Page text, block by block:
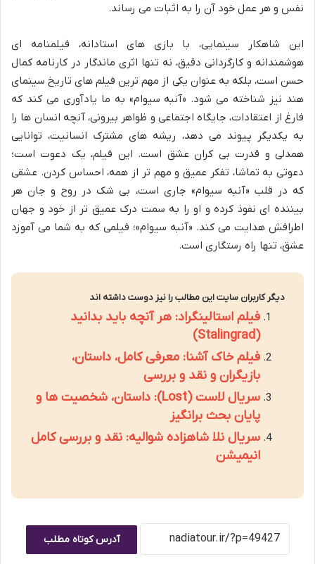
نفس و هر عمل خود آن را به اثبات می رساند.
این شاهکار سینمایی، با بازی های استادانه، فیلمنامه ای
هوشمندانه و کارگردانی دقیق، نه تنها اثری ماندگار در کارنامه کمال
حسن است، بلکه به عنوان یکی از مهم ترین فیلم های تاریخ سینمای
هند نیز شناخته می شود. «آنبه سیوام» به ما یادآوری می کند که
فارغ از اعتقادات، جایگاه اجتماعی و ظواهر بیرونی، آنچه انسان ها را
به یکدیگر پیوند می دهد، ریشه های مشترک انسانیت، توانایی
همدلی و قدرت بی کران عشق است. این فیلم، یک دعوت است؛
دعوتی به تماشا، تفکر عمیق و مهم تر از همه، احساس کردن. عشقی
که در قلب «آنبه سیوام» جاری است، بی شک در روح و جان هر
بیننده ای نفوذ کرده و او را به سمت درک عمیق تر از خود و جهان
اطرافش هدایت می کند. «آنبه سیوام»؛ فیلمی که به شما می آموزد
عشق، تنها راه رستگاری است.
دیگر کاربران سایت این مطالب را نیز دوست داشته اند
فیلم استالینگراد: هر آنچه باید بدانید
(Stalingrad)
فیلم خاک آشنا: معرفی کامل، داستان،
بازیگران و نقد و بررسی
سریال لاست (Lost): داستان، شخصیت ها و
پایان بحث برانگیز
سریال نلا شاهزاده شوالیه: نقد و بررسی کامل
انیمیشن
آدرس کوتاه مطلب